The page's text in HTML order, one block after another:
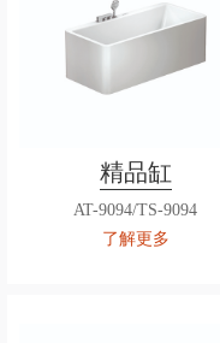
精品缸
AT-9094/TS-9094
了解更多